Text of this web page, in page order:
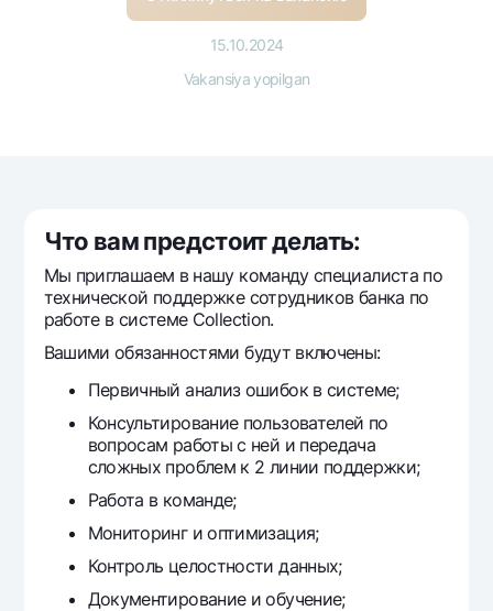
Hamma uchun USD uchun
Talab qilib olinguncha USD
Eskrou hisobvarag‘i
Ko'p beriladigan savollar
Sayt bo‘yicha qidiring
Qidirish
Foydali havolalar
Ko'p beriladigan savollar
Matbuot markazi
Ofis va bankomatlar
Shaxsiy ma'lumotlarni qayta ishlashga rozilik berish
Bizni ijtimoiy tarmoqlarda kuzatib boring
15.10.2024
Vakansiya yopilgan
Что вам предстоит делать:
Мы приглашаем в нашу команду специалиста по
технической поддержке сотрудников банка по
работе в системе Collection.
Вашими обязанностями будут включены:
Первичный анализ ошибок в системе;
Консультирование пользователей по
вопросам работы с ней и передача
сложных проблем к 2 линии поддержки;
Работа в команде;
Мониторинг и оптимизация;
Контроль целостности данных;
Документирование и обучение;